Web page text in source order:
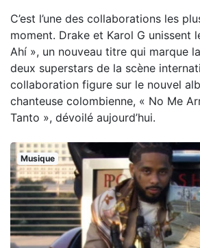
C’est l’une des collaborations les
moment. Drake et Karol G unissent
Ahí », un nouveau titre qui marque
deux superstars de la scène
collaboration figure sur le nouvel
chanteuse colombienne, « No Me
Tanto », dévoilé aujourd’hui.
Musique